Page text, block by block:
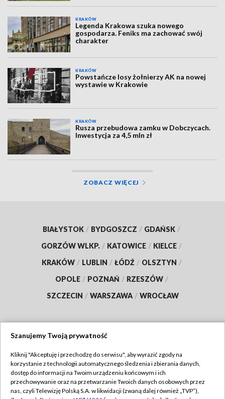
KRAKÓW
Legenda Krakowa szuka nowego
gospodarza. Feniks ma zachować swój
charakter
KRAKÓW
Powstańcze losy żołnierzy AK na nowej
wystawie w Krakowie
KRAKÓW
Rusza przebudowa zamku w Dobczycach.
Inwestycja za 4,5 mln zł
ZOBACZ WIĘCEJ
BIAŁYSTOK / BYDGOSZCZ / GDAŃSK /
GORZÓW WLKP. / KATOWICE / KIELCE /
KRAKÓW / LUBLIN / ŁÓDŹ / OLSZTYN /
OPOLE / POZNAŃ / RZESZÓW /
SZCZECIN / WARSZAWA / WROCŁAW
TVP
Abonament TVP
Regulamin TVP
Szanujemy Twoją prywatność
Kliknij "Akceptuję i przechodzę do serwisu", aby wyrazić zgody na
korzystanie z technologii automatycznego śledzenia i zbierania danych,
dostęp do informacji na Twoim urządzeniu końcowym i ich
przechowywanie oraz na przetwarzanie Twoich danych osobowych przez
nas, czyli Telewizję Polską S.A. w likwidacji (zwaną dalej również „TVP”),